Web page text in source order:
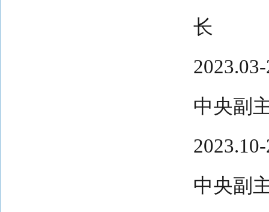
长
中央副
中央副